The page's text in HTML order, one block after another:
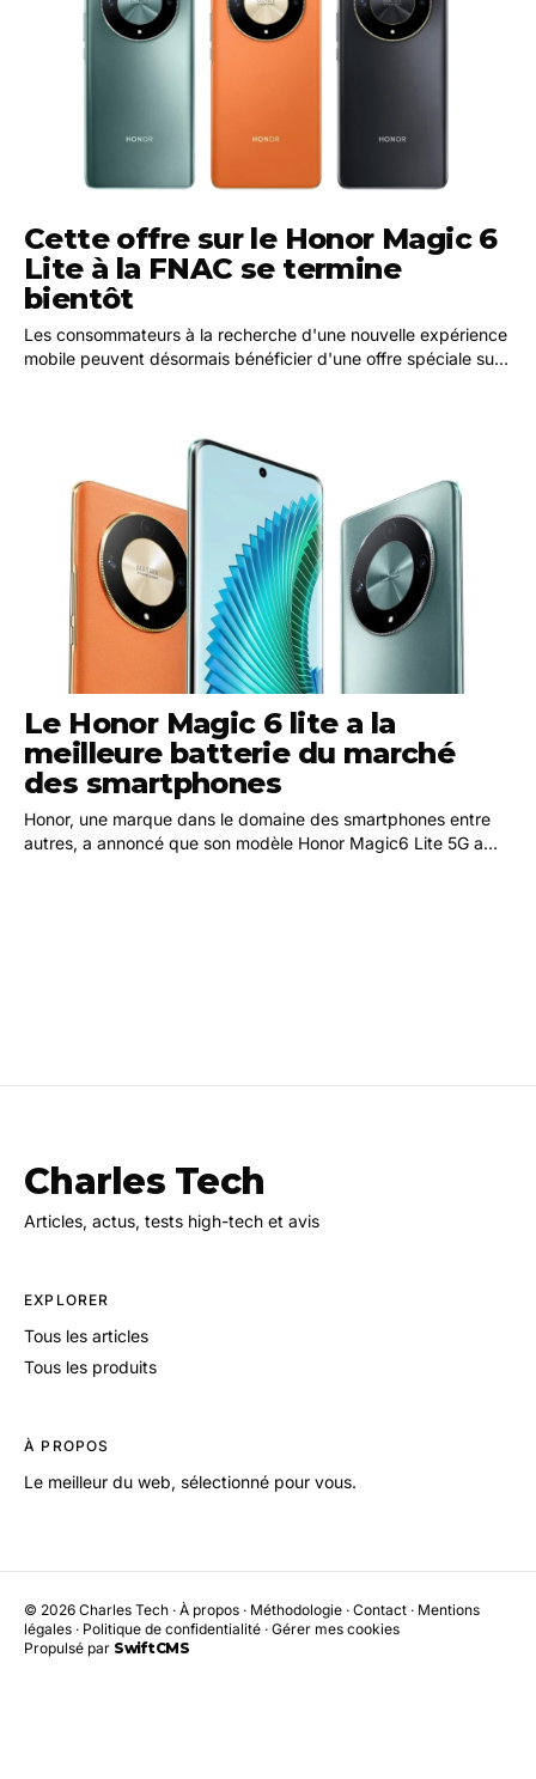
Cette offre sur le Honor Magic 6
Lite à la FNAC se termine
bientôt
Les consommateurs à la recherche d'une nouvelle expérience
mobile peuvent désormais bénéficier d'une offre spéciale sur
Le Honor Magic 6 lite a la
meilleure batterie du marché
des smartphones
Honor, une marque dans le domaine des smartphones entre
autres, a annoncé que son modèle Honor Magic6 Lite 5G a
Charles Tech
Articles, actus, tests high-tech et avis
EXPLORER
Tous les articles
Tous les produits
À PROPOS
Le meilleur du web, sélectionné pour vous.
© 2026 Charles Tech · À propos · Méthodologie · Contact · Mentions
légales · Politique de confidentialité · Gérer mes cookies
Propulsé par SwiftCMS